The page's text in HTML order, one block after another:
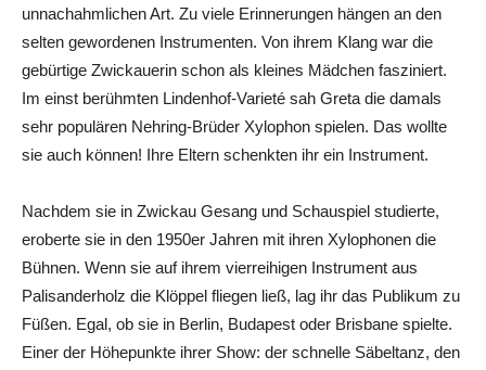
unnachahmlichen Art. Zu viele Erinnerungen hängen an den
selten gewordenen Instrumenten. Von ihrem Klang war die
gebürtige Zwickauerin schon als kleines Mädchen fasziniert.
Im einst berühmten Lindenhof-Varieté sah Greta die damals
sehr populären Nehring-Brüder Xylophon spielen. Das wollte
sie auch können! Ihre Eltern schenkten ihr ein Instrument.
Nachdem sie in Zwickau Gesang und Schauspiel studierte,
eroberte sie in den 1950er Jahren mit ihren Xylophonen die
Bühnen. Wenn sie auf ihrem vierreihigen Instrument aus
Palisanderholz die Klöppel fliegen ließ, lag ihr das Publikum zu
Füßen. Egal, ob sie in Berlin, Budapest oder Brisbane spielte.
Einer der Höhepunkte ihrer Show: der schnelle Säbeltanz, den